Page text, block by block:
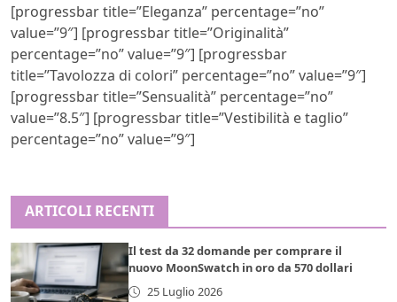
[progressbar title=”Eleganza” percentage=”no”
value=”9″] [progressbar title=”Originalità”
percentage=”no” value=”9″] [progressbar
title=”Tavolozza di colori” percentage=”no” value=”9″]
[progressbar title=”Sensualità” percentage=”no”
value=”8.5″] [progressbar title=”Vestibilità e taglio”
percentage=”no” value=”9″]
ARTICOLI RECENTI
Il test da 32 domande per comprare il
nuovo MoonSwatch in oro da 570 dollari
25 Luglio 2026